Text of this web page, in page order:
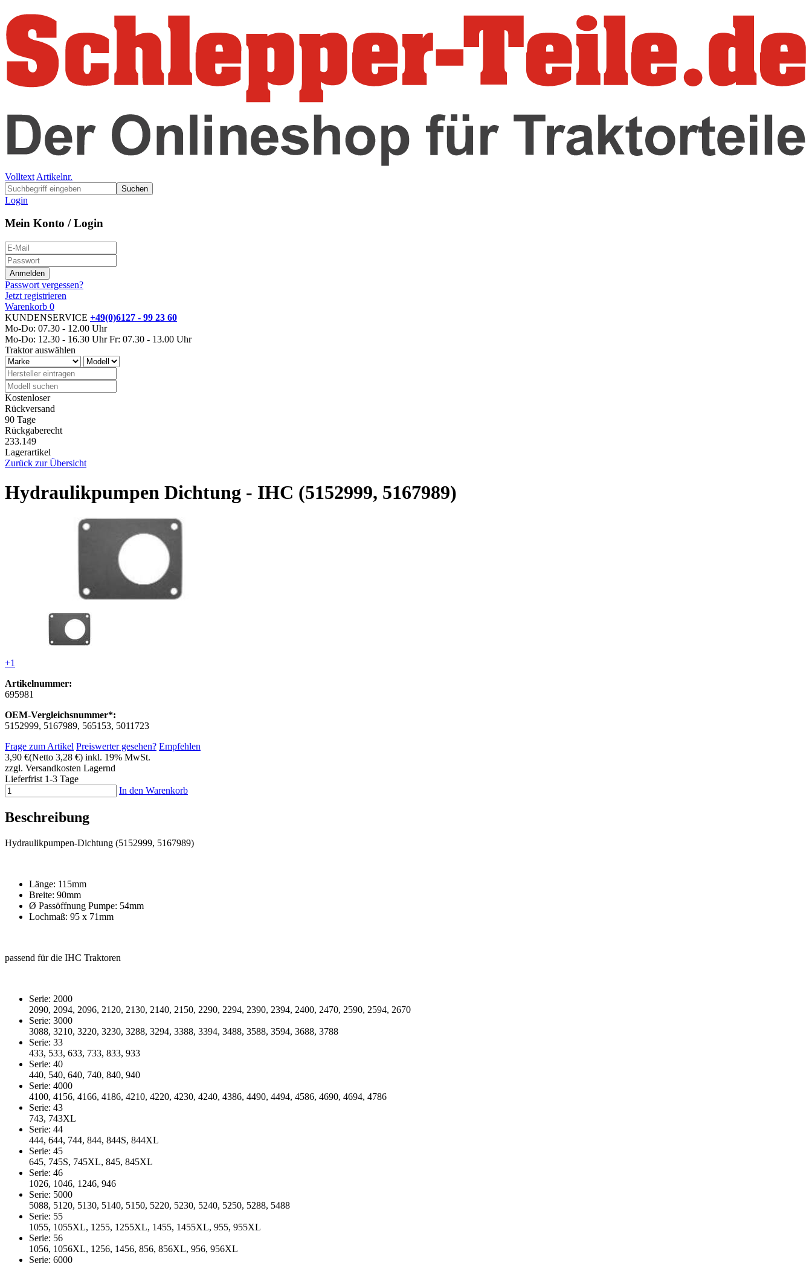
Volltext Artikelnr.
Suchen
Login
Mein Konto / Login
Passwort vergessen?
Jetzt registrieren
Warenkorb 0
KUNDENSERVICE +49(0)6127 - 99 23 60
Mo-Do: 07.30 - 12.00 Uhr
Mo-Do: 12.30 - 16.30 Uhr Fr: 07.30 - 13.00 Uhr
Traktor auswählen
Kostenloser
Rückversand
90 Tage
Rückgaberecht
233.149
Lagerartikel
Zurück zur Übersicht
Hydraulikpumpen Dichtung - IHC (5152999, 5167989)
+1
Artikelnummer:
695981
OEM-Vergleichsnummer*:
5152999, 5167989, 565153, 5011723
Frage zum Artikel Preiswerter gesehen? Empfehlen
3,90 €(Netto 3,28 €) inkl. 19% MwSt.
zzgl. Versandkosten Lagernd
Lieferfrist 1-3 Tage
In den Warenkorb
Beschreibung
Hydraulikpumpen-Dichtung (5152999, 5167989)
Länge: 115mm
Breite: 90mm
Ø Passöffnung Pumpe: 54mm
Lochmaß: 95 x 71mm
passend für die IHC Traktoren
Serie: 2000
2090, 2094, 2096, 2120, 2130, 2140, 2150, 2290, 2294, 2390, 2394, 2400, 2470, 2590, 2594, 2670
Serie: 3000
3088, 3210, 3220, 3230, 3288, 3294, 3388, 3394, 3488, 3588, 3594, 3688, 3788
Serie: 33
433, 533, 633, 733, 833, 933
Serie: 40
440, 540, 640, 740, 840, 940
Serie: 4000
4100, 4156, 4166, 4186, 4210, 4220, 4230, 4240, 4386, 4490, 4494, 4586, 4690, 4694, 4786
Serie: 43
743, 743XL
Serie: 44
444, 644, 744, 844, 844S, 844XL
Serie: 45
645, 745S, 745XL, 845, 845XL
Serie: 46
1026, 1046, 1246, 946
Serie: 5000
5088, 5120, 5130, 5140, 5150, 5220, 5230, 5240, 5250, 5288, 5488
Serie: 55
1055, 1055XL, 1255, 1255XL, 1455, 1455XL, 955, 955XL
Serie: 56
1056, 1056XL, 1256, 1456, 856, 856XL, 956, 956XL
Serie: 6000